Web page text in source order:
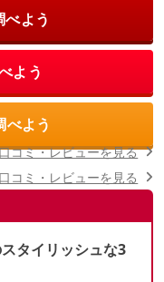
よう
よう
よう
タイリッシュな3
コミ・レビューを見る
コミ・レビューを見る